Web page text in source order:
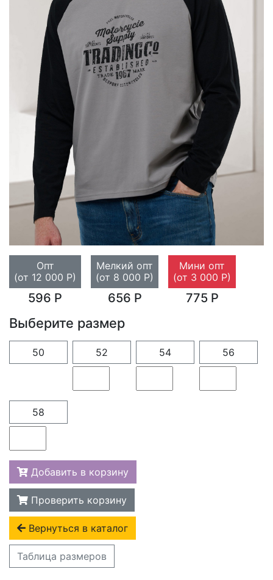
Опт
(от 12 000 Р)
596 Р
Мелкий опт
(от 8 000 Р)
656 Р
Мини опт
(от 3 000 Р)
775 Р
Выберите размер
50 52 54 56
58
Добавить в корзину
Проверить корзину
Вернуться в каталог
Таблица размеров